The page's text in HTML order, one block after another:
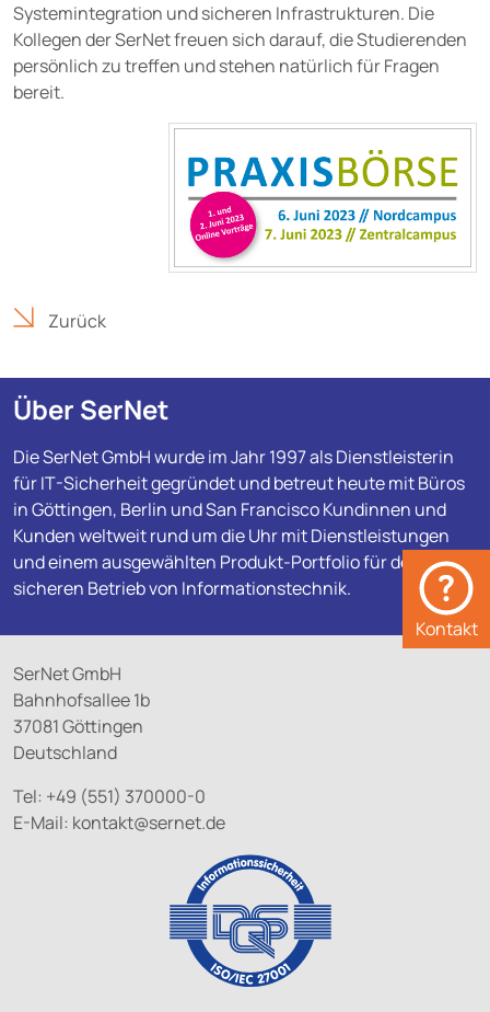
Systemintegration und sicheren Infrastrukturen. Die
Kollegen der SerNet freuen sich darauf, die Studierenden
persönlich zu treffen und stehen natürlich für Fragen
bereit.
Zurück
Über SerNet
Die SerNet GmbH wurde im Jahr 1997 als Dienstleisterin
für IT-Sicherheit gegründet und betreut heute mit Büros
in Göttingen, Berlin und San Francisco Kundinnen und
Kunden weltweit rund um die Uhr mit Dienstleistungen
und einem ausgewählten Produkt-Portfolio für den
sicheren Betrieb von Informationstechnik.
SerNet GmbH
Bahnhofsallee 1b
37081 Göttingen
Deutschland
Tel: +49 (551) 370000-0
E-Mail: kontakt@sernet.de
Kontakt